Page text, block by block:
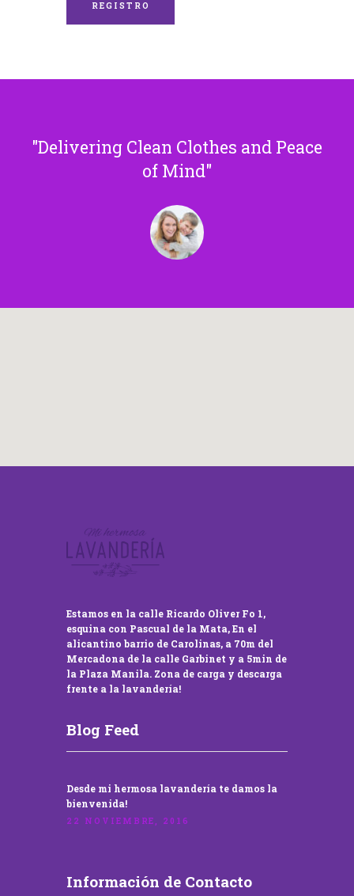
Delivering Clean Clothes and Peace
of Mind
Estamos en la calle Ricardo Oliver Fo 1,
esquina con Pascual de la Mata, En el
alicantino barrio de Carolinas, a 70m del
Mercadona de la calle Garbinet y a 5min de
la Plaza Manila. Zona de carga y descarga
frente a la lavandería!
Blog Feed
Desde mi hermosa lavandería te damos la
bienvenida!
22 NOVIEMBRE, 2016
Información de Contacto